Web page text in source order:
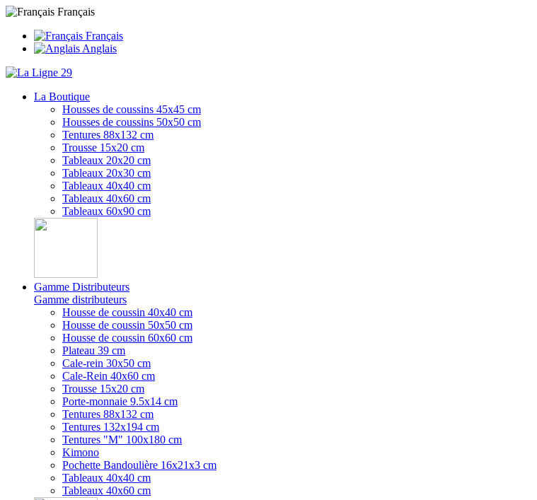
Français
Français
Anglais
La Boutique
Housses de coussins 45x45 cm
Housses de coussins 50x50 cm
Tentures 88x132 cm
Trousse 15x20 cm
Tableaux 20x20 cm
Tableaux 20x30 cm
Tableaux 40x40 cm
Tableaux 40x60 cm
Tableaux 60x90 cm
Gamme Distributeurs
Gamme distributeurs
Housse de coussin 40x40 cm
Housse de coussin 50x50 cm
Housse de coussin 60x60 cm
Plateau 39 cm
Cale-rein 30x50 cm
Cale-Rein 40x60 cm
Trousse 15x20 cm
Porte-monnaie 9.5x14 cm
Tentures 88x132 cm
Tentures 132x194 cm
Tentures "M" 100x180 cm
Kimono
Pochette Bandoulière 16x21x3 cm
Tableaux 40x40 cm
Tableaux 40x60 cm